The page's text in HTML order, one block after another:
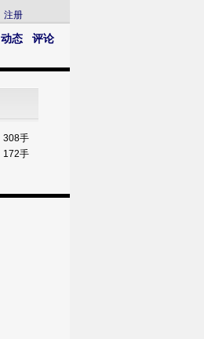
注册
动态
评论
308手
172手